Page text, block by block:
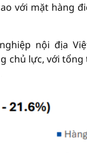
với mặt hàng
nội địa
chủ lực, với